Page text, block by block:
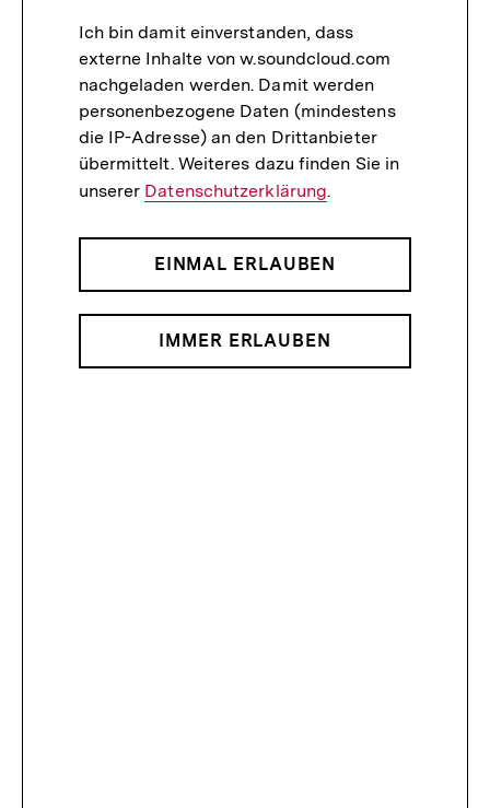
Ich bin damit einverstanden, dass
externe Inhalte von w.soundcloud.com
nachgeladen werden. Damit werden
personenbezogene Daten (mindestens
die IP-Adresse) an den Drittanbieter
übermittelt. Weiteres dazu finden Sie in
unserer Datenschutzerklärung.
EINMAL ERLAUBEN
IMMER ERLAUBEN